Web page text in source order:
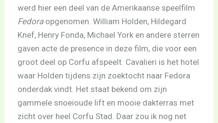
werd hier een deel van de Amerikaanse speelfilm
Fedora opgenomen. William Holden, Hildegard
Knef, Henry Fonda, Michael York en andere sterren
gaven acte de presence in deze film, die voor een
groot deel op Corfu afspeelt. Cavalieri is het hotel
waar Holden tijdens zijn zoektocht naar Fedora
onderdak vindt. Het staat bekend om zijn
gammele snoeioude lift en mooie dakterras met
zicht over heel Corfu Stad. Daar zou ik nog net